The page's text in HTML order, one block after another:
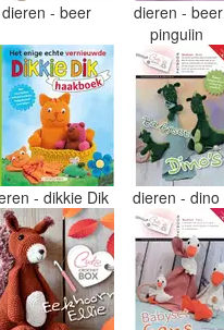
dieren - beer
dieren - beer
pinguiin
- dikkie Dik dieren - dino